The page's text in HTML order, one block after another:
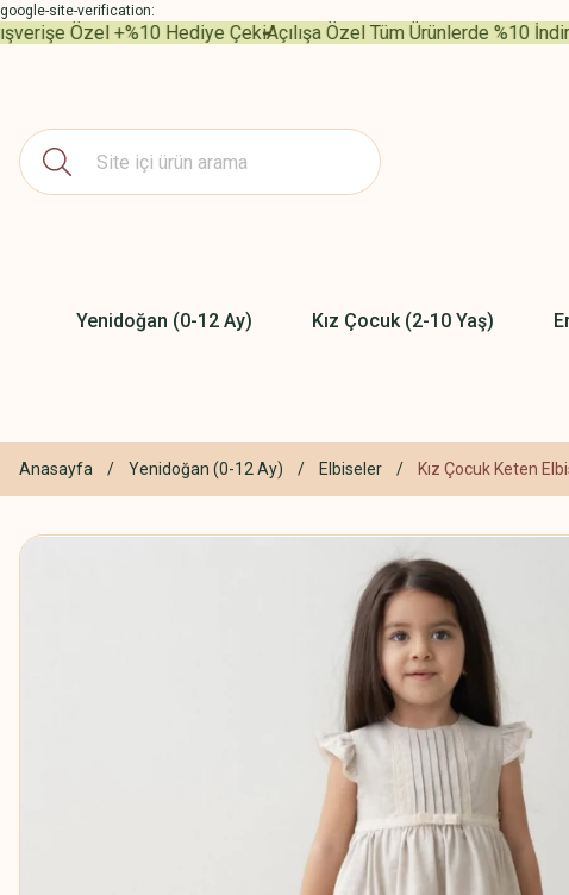
google-site-verification:
Özel +%10 Hediye Çeki Açılışa Özel Tüm Ürünlerde %10 İndirim
Yenidoğan (0-12 Ay) Kız Çocuk (2-10 Yaş)
Anasayfa Yenidoğan (0-12 Ay) Elbiseler Kız Çocuk Keten